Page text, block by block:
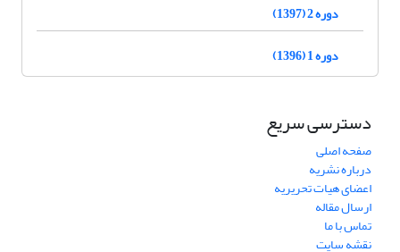
دوره 2 (1397)
دوره 1 (1396)
دسترسی سریع
صفحه اصلی
درباره نشریه
اعضای هیات تحریریه
ارسال مقاله
تماس با ما
نقشه سایت